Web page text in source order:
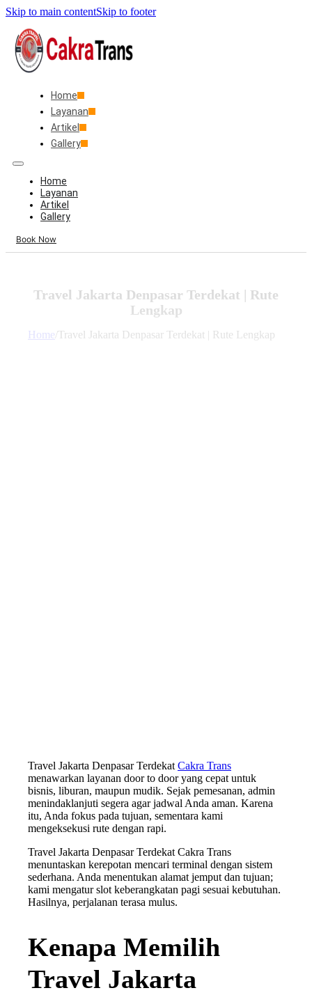
Skip to main contentSkip to footer
Home
Layanan
Artikel
Gallery
Home
Layanan
Artikel
Gallery
Book Now
Travel Jakarta Denpasar Terdekat | Rute
Lengkap
Home Travel Jakarta Denpasar Terdekat | Rute Lengkap
Travel Jakarta Denpasar Terdekat Cakra Trans
menawarkan layanan door to door yang cepat untuk
bisnis, liburan, maupun mudik. Sejak pemesanan, admin
menindaklanjuti segera agar jadwal Anda aman. Karena
itu, Anda fokus pada tujuan, sementara kami
mengeksekusi rute dengan rapi.
Travel Jakarta Denpasar Terdekat Cakra Trans
menuntaskan kerepotan mencari terminal dengan sistem
sederhana. Anda menentukan alamat jemput dan tujuan;
kami mengatur slot keberangkatan pagi sesuai kebutuhan.
Hasilnya, perjalanan terasa mulus.
Kenapa Memilih
Travel Jakarta